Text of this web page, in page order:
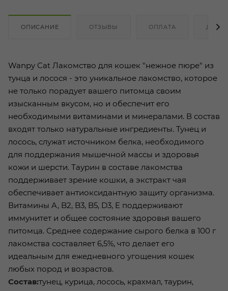
ОПИСАНИЕ ОТЗЫВЫ ОПЛАТА
Wanpy Cat Лакомство для кошек "нежное пюре" из
тунца и лосося - это уникальное лакомство, которое
не только порадует вашего питомца своим
изысканным вкусом, но и обеспечит его
необходимыми витаминами и минералами. В состав
входят только натуральные ингредиенты. Тунец и
лосось, служат источником белка, необходимого
для поддержания мышечной массы и здоровья
кожи и шерсти. Таурин в составе лакомства
поддерживает зрение кошки, а экстракт чая
обеспечивает антиоксидантную защиту организма.
Витамины A, B2, B3, B5, D3, E поддерживают
иммунитет и общее состояние здоровья вашего
питомца. Среднее содержание сырого белка в 100 г
лакомства составляет 6,5%, что делает его
идеальным для ежедневного угощения кошек
любых пород и возрастов.
Состав:тунец, курица, лосось, крахмал, таурин,